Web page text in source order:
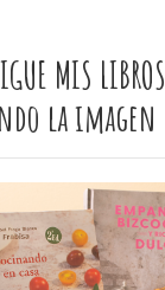
MIS LIBROS
la imagen